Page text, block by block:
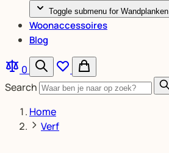
Toggle submenu for Wandplanken
Woonaccessoires
Blog
0
Search
Home
Verf